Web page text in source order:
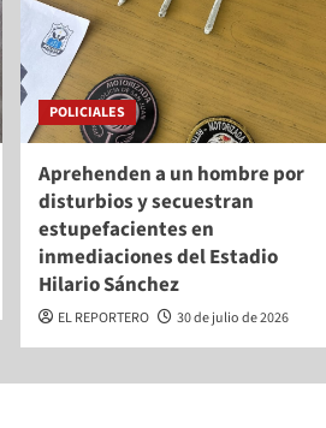
POLICIALES
Aprehenden a un hombre por
disturbios y secuestran
estupefacientes en
inmediaciones del Estadio
Hilario Sánchez
EL REPORTERO 30 de julio de 2026